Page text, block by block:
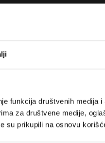
funkcija društvenih medija i
za društvene medije,
su prikupili na osnovu
PLAĆANJE I ISPORUKA
Načini Plaćanja
Pravila besplatne dostave